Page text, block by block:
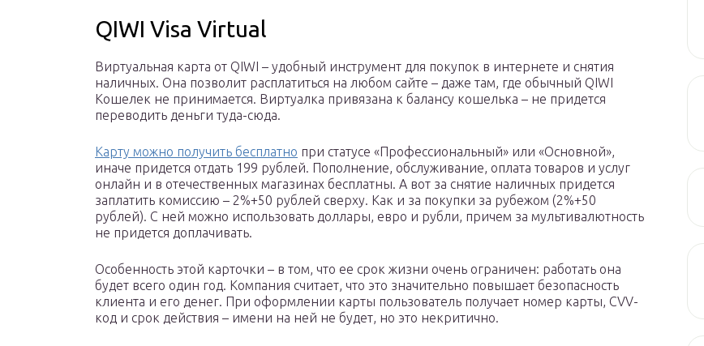
QIWI Visa Virtual
Виртуальная карта от QIWI – удобный инструмент для покупок в интернете и снятия
наличных. Она позволит расплатиться на любом сайте – даже там, где обычный QIWI
Кошелек не принимается. Виртуалка привязана к балансу кошелька – не придется
переводить деньги туда-сюда.
Карту можно получить бесплатно при статусе «Профессиональный» или «Основной»,
иначе придется отдать 199 рублей. Пополнение, обслуживание, оплата товаров и услуг
онлайн и в отечественных магазинах бесплатны. А вот за снятие наличных придется
заплатить комиссию – 2%+50 рублей сверху. Как и за покупки за рубежом (2%+50
рублей). С ней можно использовать доллары, евро и рубли, причем за мультивалютность
не придется доплачивать.
Особенность этой карточки – в том, что ее срок жизни очень ограничен: работать она
будет всего один год. Компания считает, что это значительно повышает безопасность
клиента и его денег. При оформлении карты пользователь получает номер карты, CVV-
код и срок действия – имени на ней не будет, но это некритично.